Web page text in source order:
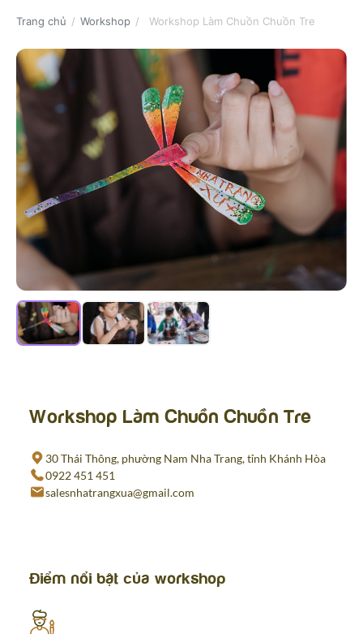
Trang chủ / Workshop / Workshop Làm Chuồn Chuồn Tre
Workshop Làm Chuồn Chuồn Tre
30 Thái Thông, phường Nam Nha Trang, tỉnh Khánh Hòa
0922 451 451
salesnhatrangxua@gmail.com
Điểm nổi bật của workshop